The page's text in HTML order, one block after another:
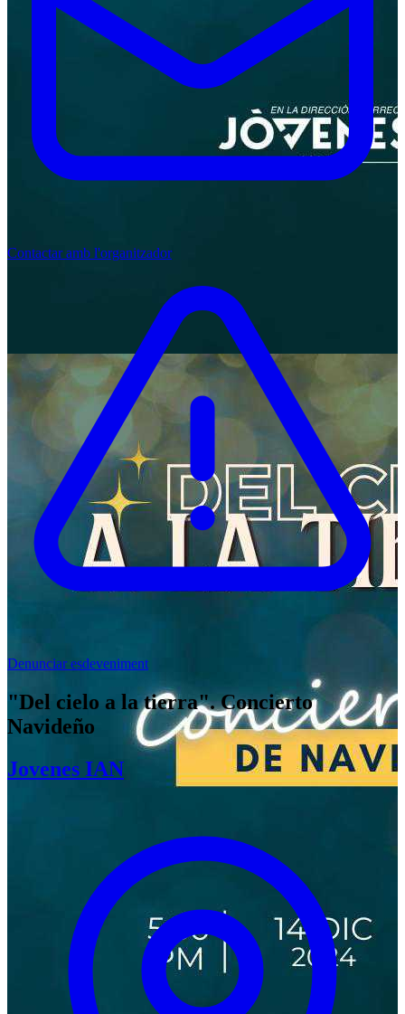
Contactar amb l'organitzador
Denunciar esdeveniment
"Del cielo a la tierra". Concierto
Navideño
Jovenes IAN